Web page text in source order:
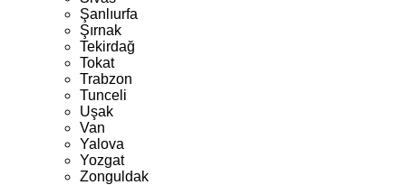
Şanlıurfa
Şırnak
Tekirdağ
Tokat
Trabzon
Tunceli
Uşak
Van
Yalova
Yozgat
Zonguldak